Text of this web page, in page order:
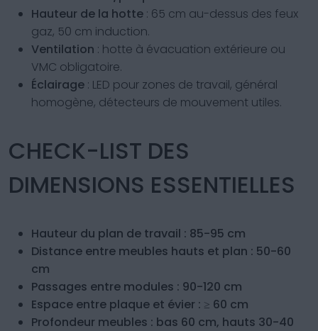
Hauteur de la hotte : 65 cm au-dessus des feux
gaz, 50 cm induction.
Ventilation : hotte à évacuation extérieure ou
VMC obligatoire.
Éclairage : LED pour zones de travail, général
homogène, détecteurs de mouvement utiles.
CHECK-LIST DES
DIMENSIONS ESSENTIELLES
Hauteur du plan de travail : 85-95 cm
Distance entre meubles hauts et plan : 50-60
cm
Passages entre modules : 90-120 cm
Espace entre plaque et évier : ≥ 60 cm
Profondeur meubles : bas 60 cm, hauts 30-40